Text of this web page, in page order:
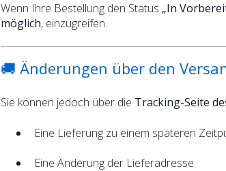
Wenn Ihre Bestellung den Status „In
möglich, einzugreifen.
🚚 Änderungen über den
Sie können jedoch über die Tracking-Seite
Eine Lieferung zu einem späteren
Eine Änderung der Lieferadresse